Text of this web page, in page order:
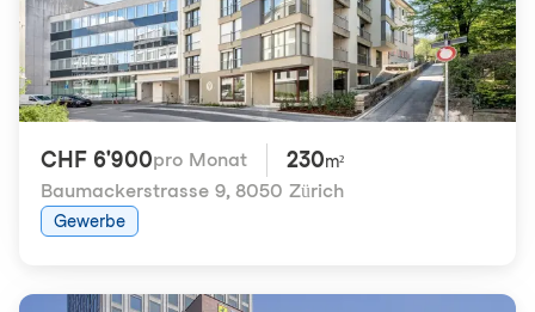
CHF 6'900pro Monat 230m²
Baumackerstrasse 9, 8050 Zürich
Gewerbe